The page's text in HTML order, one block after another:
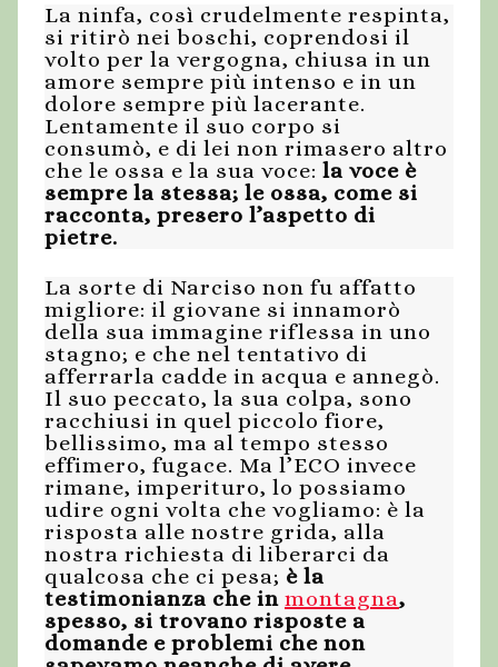
La ninfa, così crudelmente respinta,
si ritirò nei boschi, coprendosi il
volto per la vergogna, chiusa in un
amore sempre più intenso e in un
dolore sempre più lacerante.
Lentamente il suo corpo si
consumò, e di lei non rimasero altro
che le ossa e la sua voce: la voce è
sempre la stessa; le ossa, come si
racconta, presero l’aspetto di
pietre.
La sorte di Narciso non fu affatto
migliore: il giovane si innamorò
della sua immagine riflessa in uno
stagno; e che nel tentativo di
afferrarla cadde in acqua e annegò.
Il suo peccato, la sua colpa, sono
racchiusi in quel piccolo fiore,
bellissimo, ma al tempo stesso
effimero, fugace. Ma l’ECO invece
rimane, imperituro, lo possiamo
udire ogni volta che vogliamo: è la
risposta alle nostre grida, alla
nostra richiesta di liberarci da
qualcosa che ci pesa; è la
testimonianza che in montagna,
spesso, si trovano risposte a
domande e problemi che non